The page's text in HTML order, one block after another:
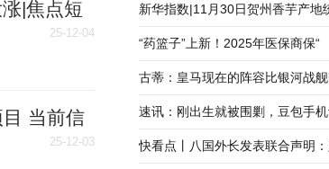
|焦点短
25-12-04
当前信
25-12-03
新华指数|11月30日贺州香芋产地
“药篮子”上新！2025年医保商保“
古蒂：皇马现在的阵容比银河战
速讯：刚出生就被围剿，豆包手
快看点丨八国外长发表联合声明